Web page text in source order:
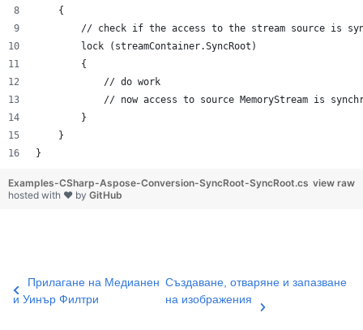
    {
// check if the access to the stream source is
        lock (streamContainer.SyncRoot)
        {
            // do work
// now access to source MemoryStream is
        }
    }
}
view raw
Examples-CSharp-Aspose-Conversion-SyncRoot-SyncRoot.cs
hosted with ❤ by GitHub
Прилагане на Медианен
и Уинър Филтри
Създаване, отваряне и запазване
на изображения